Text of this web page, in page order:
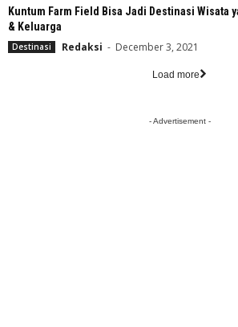
Kuntum Farm Field Bisa Jadi Destinasi Wisata
& Keluarga
Destinasi Redaksi - December 3, 2021
Load more
- Advertisement -